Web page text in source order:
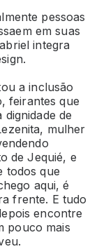
pessoas
em suas
integra
a inclusão
feirantes que
de
mulher
de Jequié, e
todos que
aqui, é
frente. E tudo
encontre
pouco mais